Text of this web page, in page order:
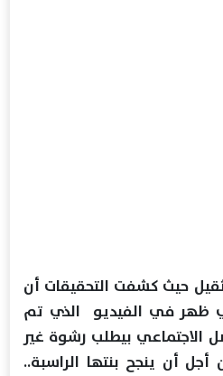
حيث كشفت التحقيقات أن
ظهر في الفيديو الذي تم
الاجتماعي بيطلب رشوة غير
أن ينجح بنتها الراسبة..